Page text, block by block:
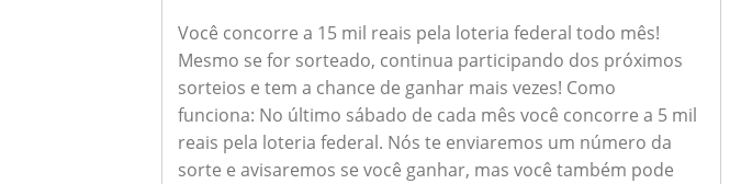
Você concorre a 15 mil reais pela loteria federal todo mês!
Mesmo se for sorteado, continua participando dos próximos
sorteios e tem a chance de ganhar mais vezes! Como
funciona: No último sábado de cada mês você concorre a 5 mil
reais pela loteria federal. Nós te enviaremos um número da
sorte e avisaremos se você ganhar, mas você também pode